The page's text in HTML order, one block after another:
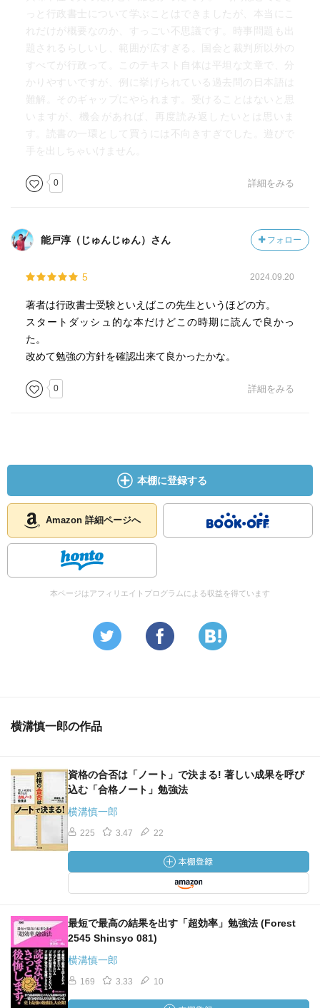
っと行政書士について学ぶことはできましたが、本当にこ
れだけが概要なのか、すっごい不思議です。時事問題も出
題されるらしいし、範囲が広すぎる。国会と裁判所以外の
すべてが行政って。このテキスト自体は平坦な文章で、分
かりやすいですが、例に挙げられている過去問の日本語は
難解。そのギャップにやられます。受けることはないと思
いますが、機会があれば、再度読み返したいとは思いま
す。読書の一環として買うには不向きすぎでした。遊びで
手を出しちゃいけません。
0 詳細をみる
能戸淳（じゅんじゅん）さん フォロー
5 2024.09.20
著者は行政書士受験といえばこの先生というほどの方。
スタートダッシュ的な本だけどこの時期に読んで良かっ
た。
改めて勉強の方針を確認出来て良かったかな。
0 詳細をみる
本棚に登録する
Amazon 詳細ページへ
本ページはアフィリエイトプログラムによる収益を得ています
横溝慎一郎の作品
資格の合否は「ノート」で決まる! 著しい成果を呼び
込む「合格ノート」勉強法
横溝慎一郎
225 3.47 22
最短で最高の結果を出す「超効率」勉強法 (Forest
2545 Shinsyo 081)
横溝慎一郎
169 3.33 10